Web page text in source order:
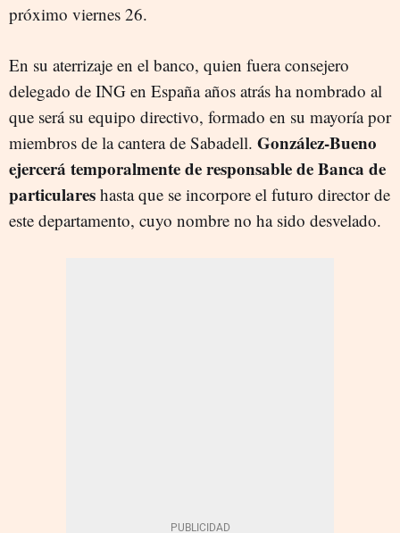
próximo viernes 26.
En su aterrizaje en el banco, quien fuera consejero
delegado de ING en España años atrás ha nombrado al
que será su equipo directivo, formado en su mayoría por
miembros de la cantera de Sabadell. González-Bueno
ejercerá temporalmente de responsable de Banca de
particulares hasta que se incorpore el futuro director de
este departamento, cuyo nombre no ha sido desvelado.